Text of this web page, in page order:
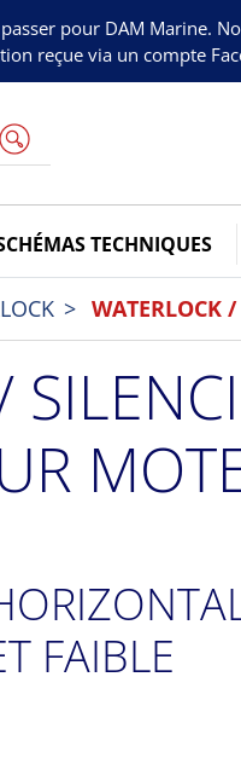
pour DAM Marine.
reçue via un compte
TECHNIQUES
WATERLOCK
FAIBLE